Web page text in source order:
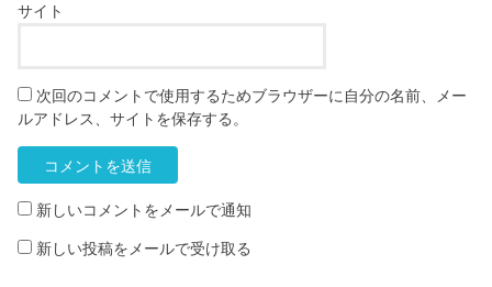
サイト
次回のコメントで使用するためブラウザーに自分の名前、メー
ルアドレス、サイトを保存する。
新しいコメントをメールで通知
新しい投稿をメールで受け取る